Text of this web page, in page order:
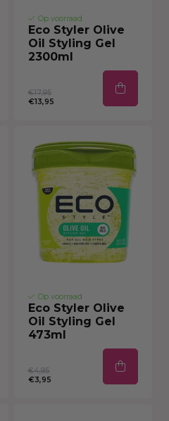
Op voorraad
Eco Styler Olive
Oil Styling Gel
2300ml
€17,95
€13,95
Op voorraad
Eco Styler Olive
Oil Styling Gel
473ml
€4,95
€3,95